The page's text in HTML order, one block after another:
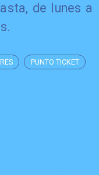
de lunes a
PUNTO TICKET